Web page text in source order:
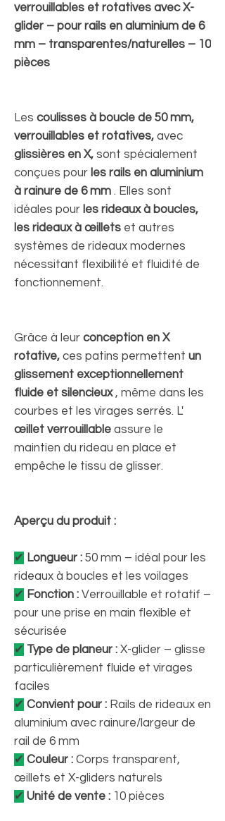
verrouillables et rotatives avec X-
glider – pour rails en aluminium de 6
mm – transparentes/naturelles – 10
pièces
Les coulisses à boucle de 50 mm,
verrouillables et rotatives, avec
glissières en X, sont spécialement
conçues pour les rails en aluminium
à rainure de 6 mm . Elles sont
idéales pour les rideaux à boucles,
les rideaux à œillets et autres
systèmes de rideaux modernes
nécessitant flexibilité et fluidité de
fonctionnement.
Grâce à leur conception en X
rotative, ces patins permettent un
glissement exceptionnellement
fluide et silencieux, même dans les
courbes et les virages serrés. L'
œillet verrouillable assure le
maintien du rideau en place et
empêche le tissu de glisser.
Aperçu du produit :
✔ Longueur : 50 mm – idéal pour les
rideaux à boucles et les voilages
✔ Fonction : Verrouillable et rotatif –
pour une prise en main flexible et
sécurisée
✔ Type de planeur : X-glider – glisse
particulièrement fluide et virages
faciles
✔ Convient pour : Rails de rideaux en
aluminium avec rainure/largeur de
rail de 6 mm
✔ Couleur : Corps transparent,
œillets et X-gliders naturels
✔ Unité de vente : 10 pièces